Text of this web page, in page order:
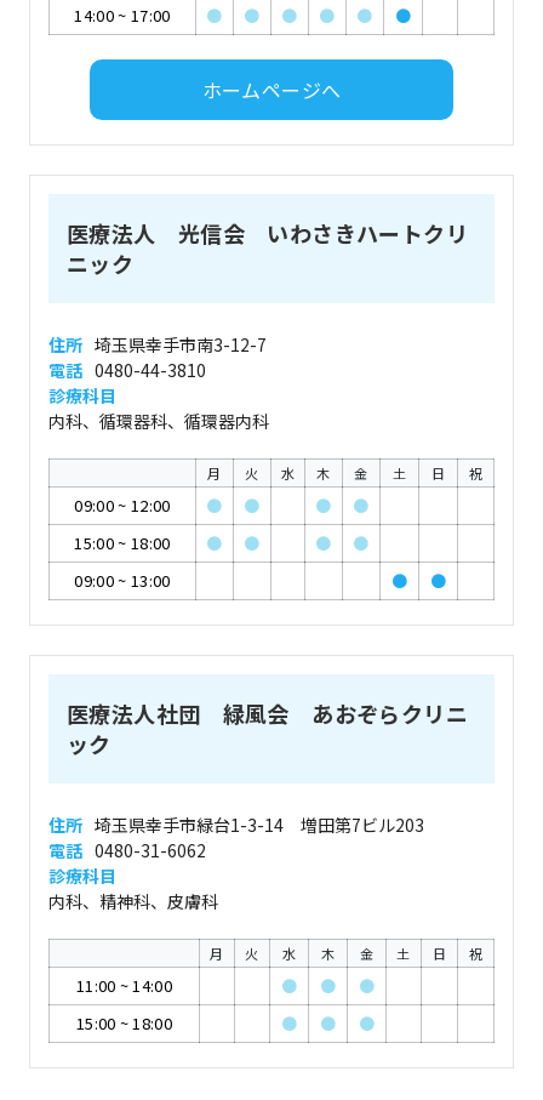
14:00~ 17:00 ● ● ● ● ● ●
ホームページへ
医療法人 光信会 いわさきハートクリ
ニック
住所 埼玉県幸手市南3-12-7
電話 0480-44-3810
診療科目
内科、循環器科、循環器内科
月 火 水 木 金 土 日 祝
09:00~ 12:00 ● ● ●
●
15:00~ 18:00 ● ● ●
●
09:00~ 13:00 ● ●
医療法人社団 緑風会 あおぞらクリニ
ック
住所 埼玉県幸手市緑台1-3-14 増田第7ビル203
電話 0480-31-6062
診療科目
内科、精神科、皮膚科
月 火 水 木 金 土 日 祝
11:00 ~14:00 ● ●
●
15:00 ~18:00 ● ● ●